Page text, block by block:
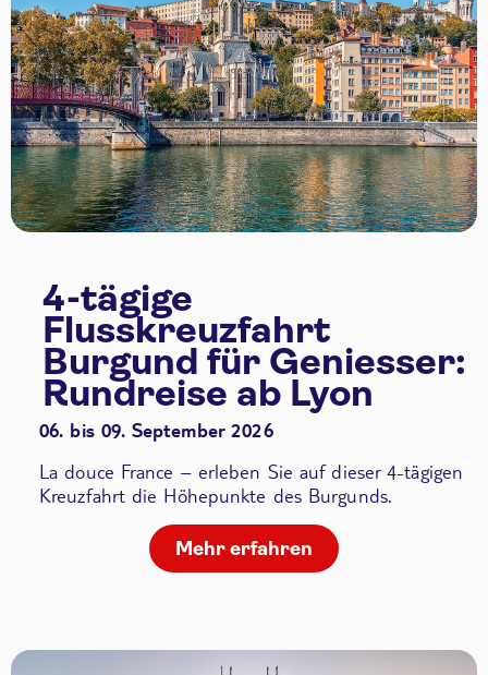
4-tägige
Flusskreuzfahrt
Burgund für Geniesser:
Rundreise ab Lyon
06. bis 09. September 2026
La douce France – erleben Sie auf dieser 4-tägigen
Kreuzfahrt die Höhepunkte des Burgunds.
Mehr erfahren